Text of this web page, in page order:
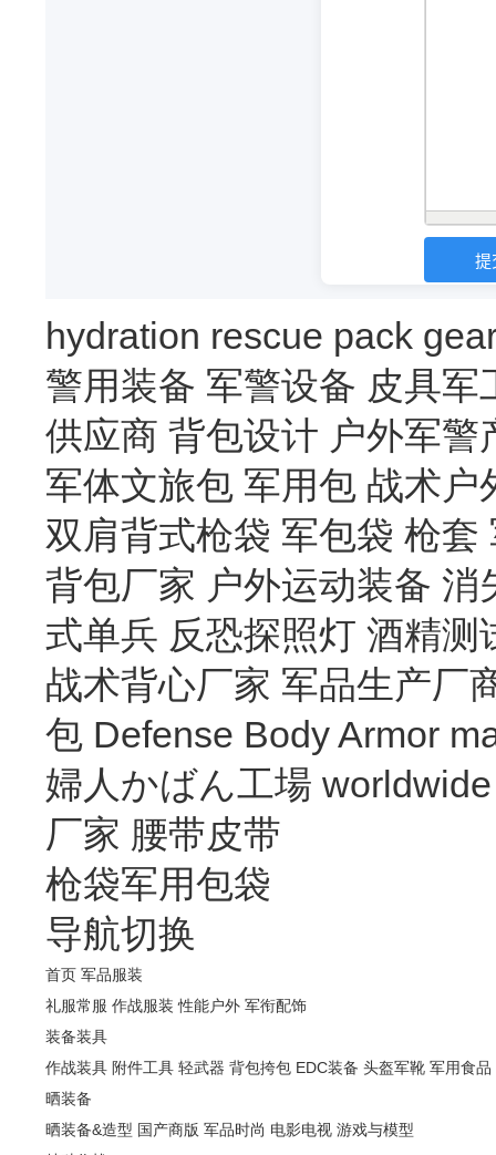
hydration rescue pack
警用装备 军警设备 皮具军
供应商 背包设计 户外军警
军体文旅包 军用包 战术户
双肩背式枪袋 军包袋 枪套
背包厂家 户外运动装备 消
式单兵 反恐探照灯 酒精测
战术背心厂家 军品生产厂
包 Defense Body Armor
婦人かばん工場 worldwide
厂家 腰带皮带
枪袋军用包袋
导航切换
首页 军品服装
礼服常服 作战服装 性能户外 军衔配饰
装备装具
作战装具 附件工具 轻武器 背包挎包 EDC装备 头盔军靴 军用食品
晒装备
晒装备&造型 国产商版 军品时尚 电影电视 游戏与模型